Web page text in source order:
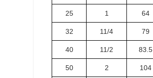
25 1 64
32 11/4 79
40 11/2 83.5
50 2 104